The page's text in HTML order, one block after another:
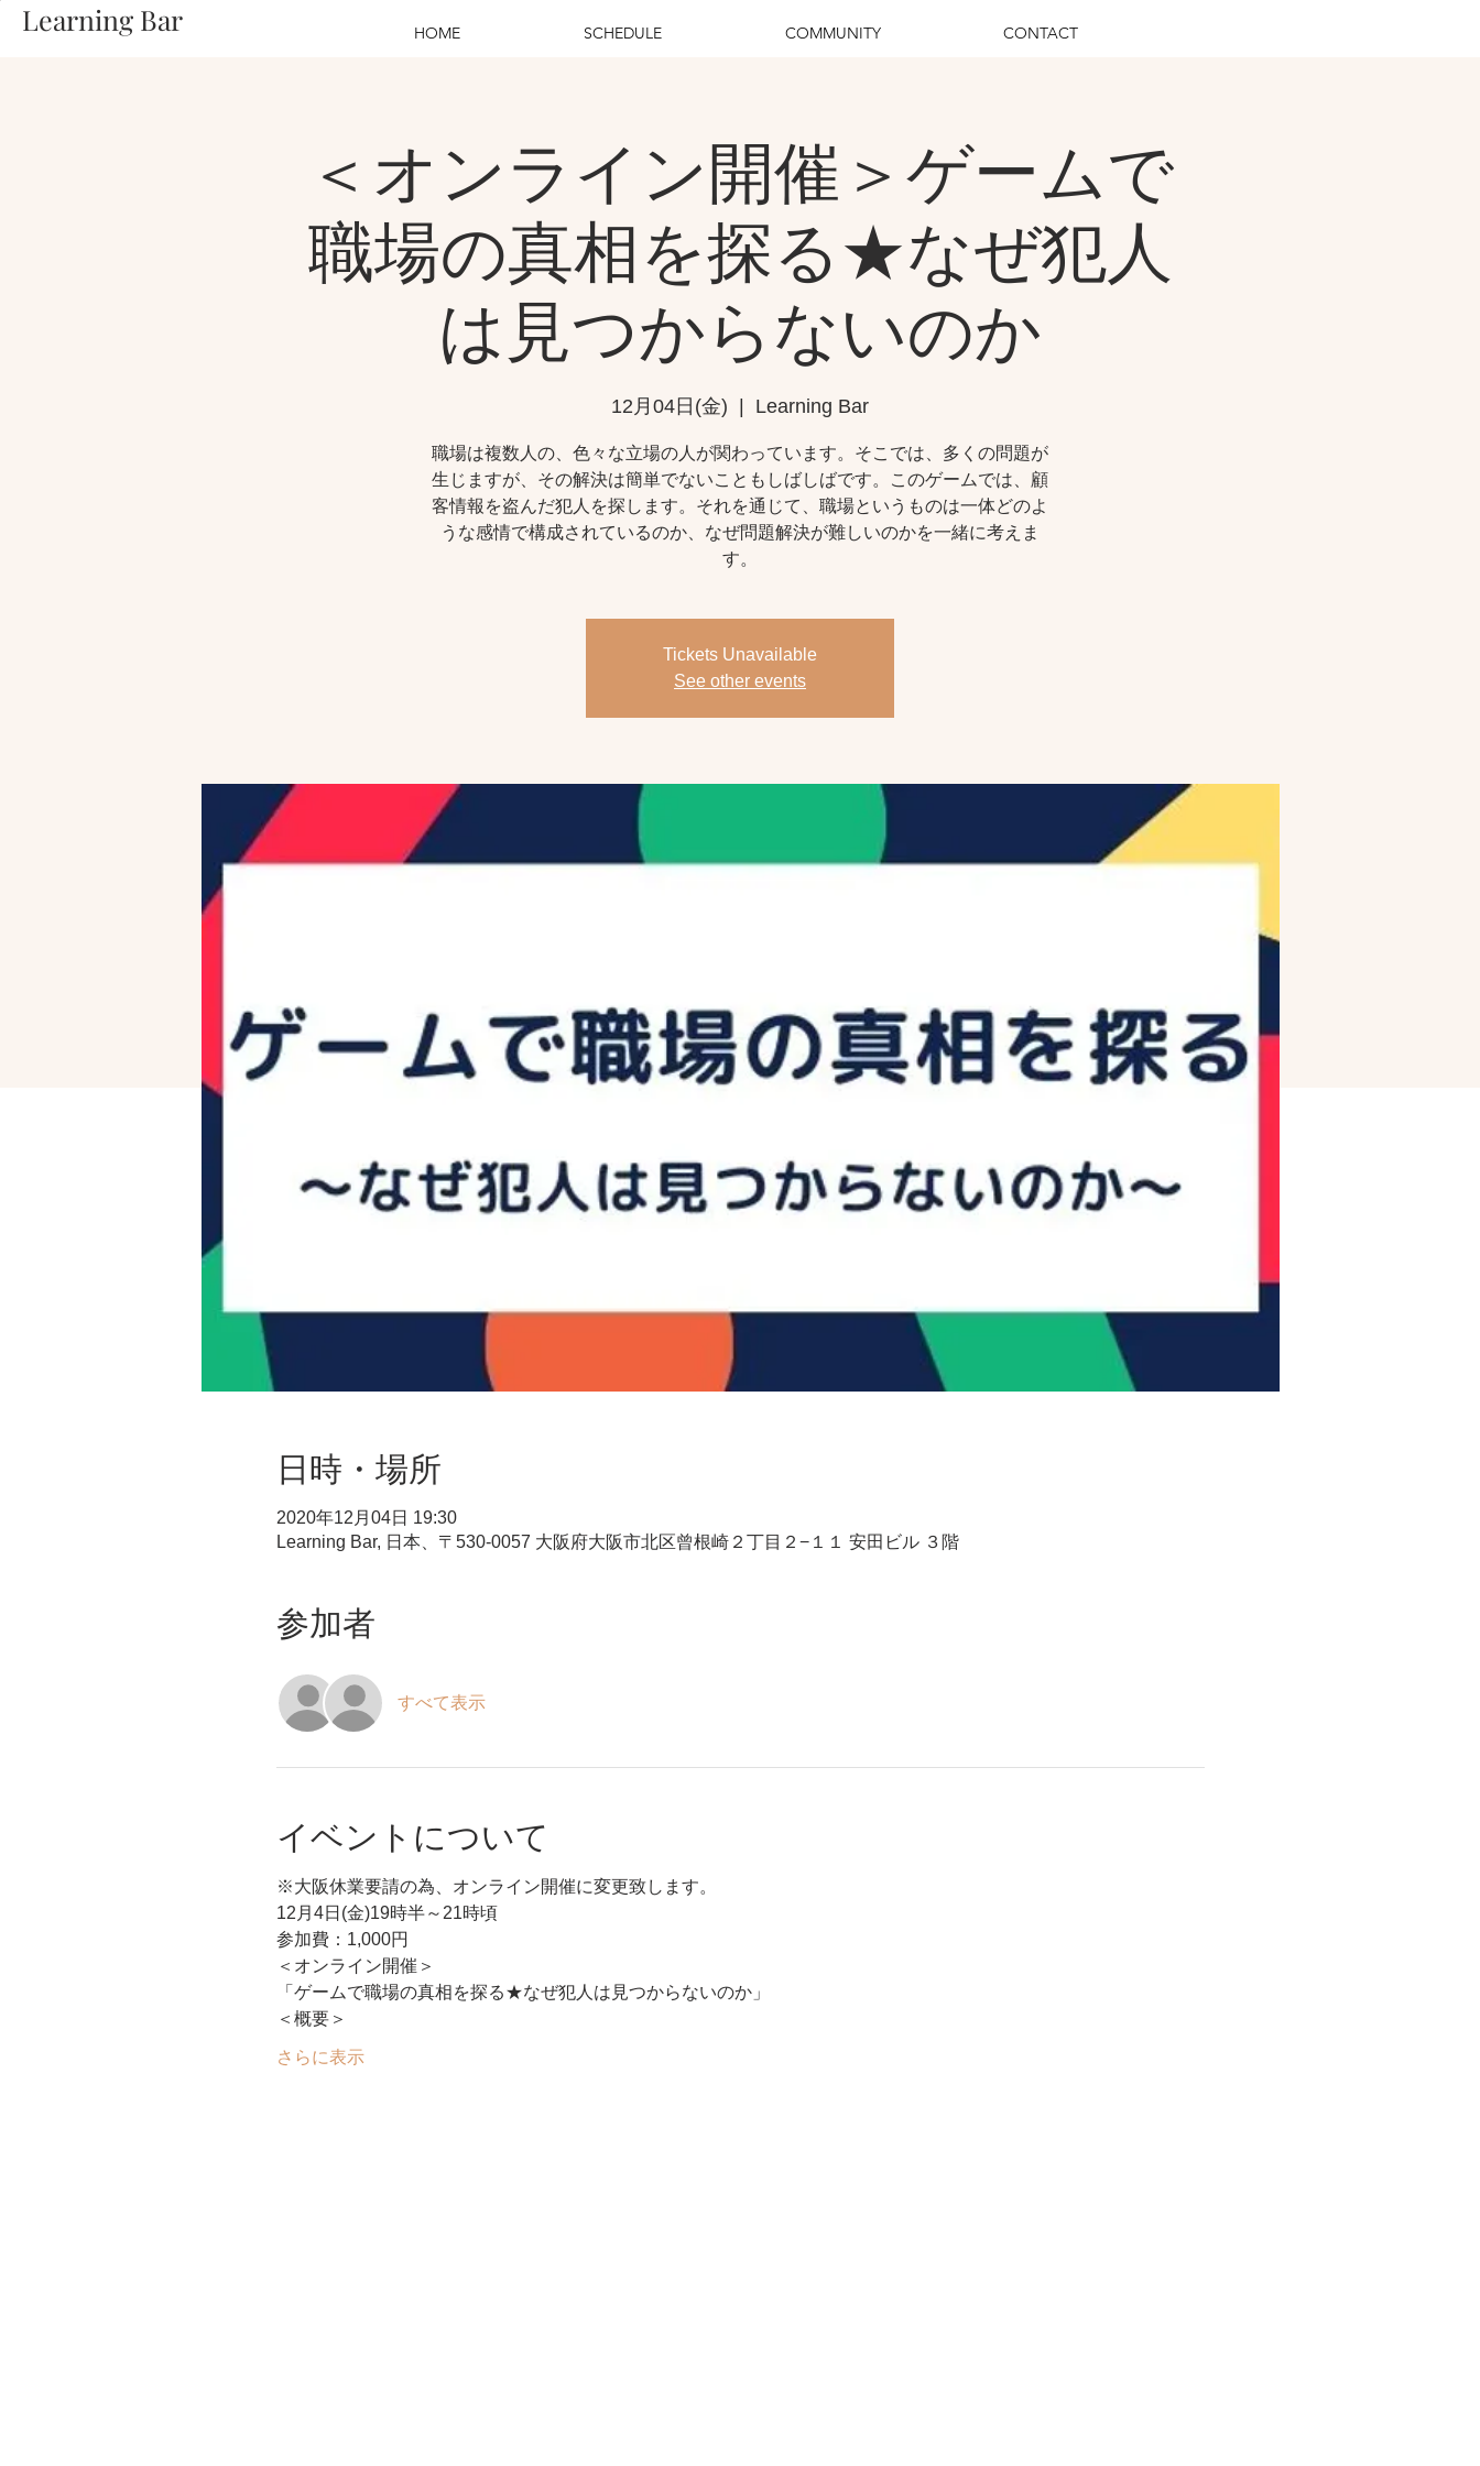
Learning Bar HOME SCHEDULE COMMUNITY CONTACT
＜オンライン開催＞ゲームで
職場の真相を探る★なぜ犯人
は見つからないのか
12月04日(金) Learning Bar
職場は複数人の、色々な立場の人が関わっています。そこでは、多くの問題が
生じますが、その解決は簡単でないこともしばしばです。このゲームでは、顧
客情報を盗んだ犯人を探します。それを通じて、職場というものは一体どのよ
うな感情で構成されているのか、なぜ問題解決が難しいのかを一緒に考えま
す。
Tickets Unavailable
See other events
日時・場所
2020年12月04日 19:30
Learning Bar, 日本、〒530-0057 大阪府大阪市北区曾根崎２丁目２−１１ 安田ビル ３階
参加者
すべて表示
イベントについて
※大阪休業要請の為、オンライン開催に変更致します。
12月4日(金)19時半～21時頃
参加費：1,000円
＜オンライン開催＞
「ゲームで職場の真相を探る★なぜ犯人は見つからないのか」
＜概要＞
さらに表示